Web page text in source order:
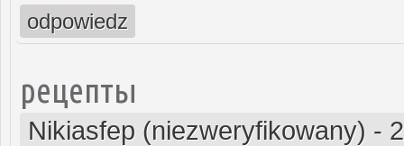
odpowiedz
рецепты
Nikiasfep (niezweryfikowany) -